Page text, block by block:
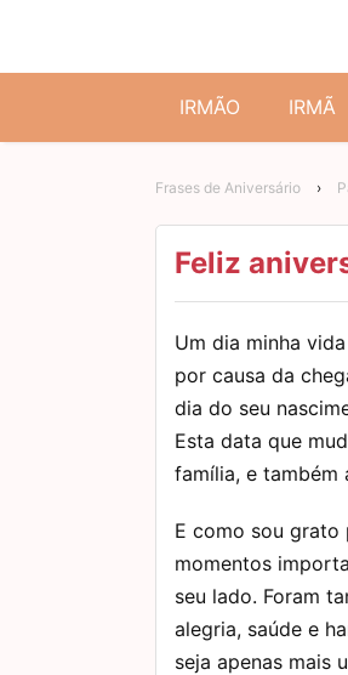
IRMÃO IRMÃ
Frases de Aniversário ›
Feliz
Um dia minha
por causa da
dia do seu
Esta data que
família, e também
E como sou
momentos
seu lado. Foram
alegria, saúde e
seja apenas mais